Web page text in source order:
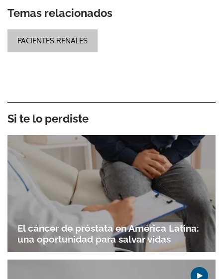
Temas relacionados
PACIENTES RENALES
Si te lo perdiste
El cáncer de próstata en América Latina:
una oportunidad para salvar vidas